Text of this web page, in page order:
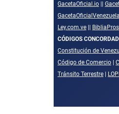
GacetaOficial.io
Ley.com.ve
CÓDIGOS
Constitución de
Código de Comercio
Tránsito Terrestre